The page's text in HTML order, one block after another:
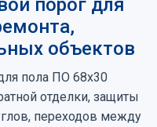
порог для
объектов
пола ПО 68х30
отделки, защиты
переходов между